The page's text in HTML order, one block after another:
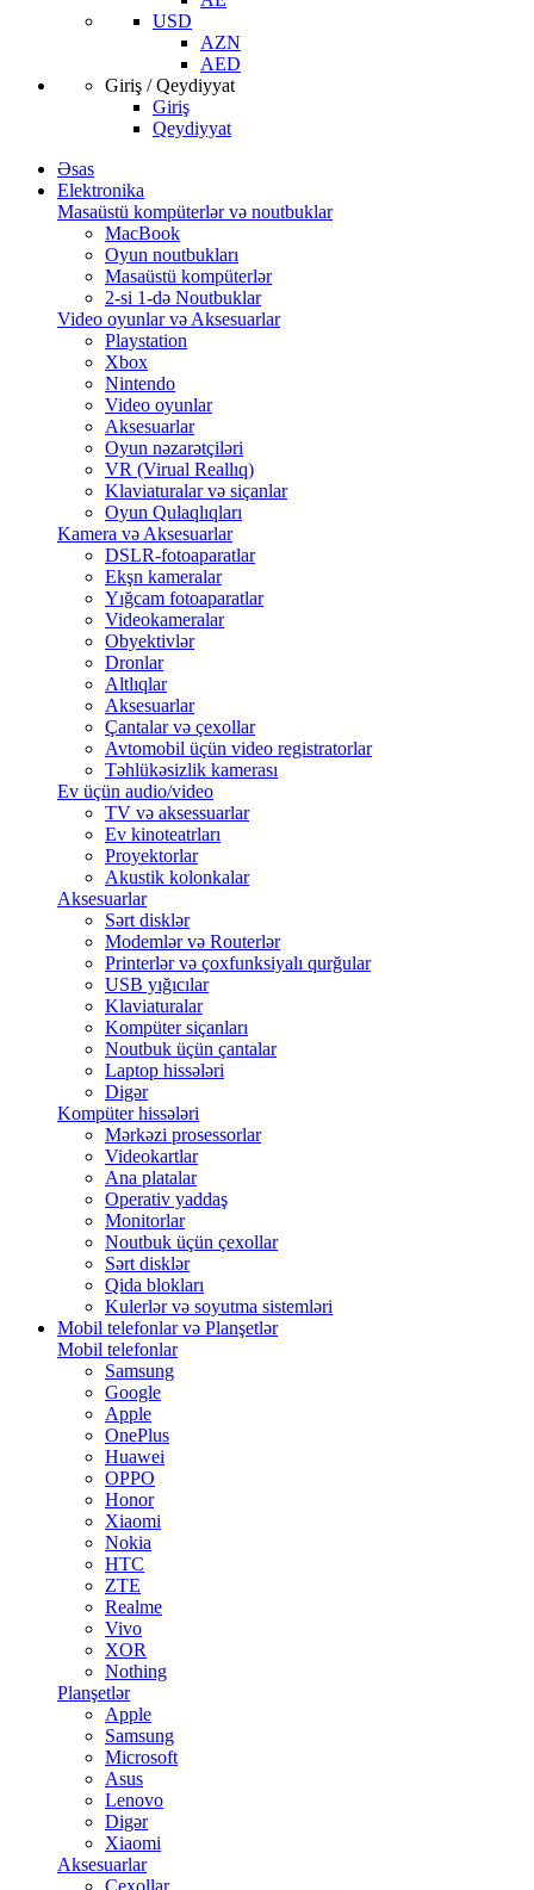
USD
AZN
AED
Giriş / Qeydiyyat
Giriş
Qeydiyyat
Əsas
Elektronika
Masaüstü kompüterlər və noutbuklar
MacBook
Oyun noutbukları
Masaüstü kompüterlər
2-si 1-də Noutbuklar
Video oyunlar və Aksesuarlar
Playstation
Xbox
Nintendo
Video oyunlar
Aksesuarlar
Oyun nəzarətçiləri
VR (Virual Reallıq)
Klaviaturalar və siçanlar
Oyun Qulaqlıqları
Kamera və Aksesuarlar
DSLR-fotoaparatlar
Ekşn kameralar
Yığcam fotoaparatlar
Videokameralar
Obyektivlər
Dronlar
Altlıqlar
Aksesuarlar
Çantalar və çexollar
Avtomobil üçün video registratorlar
Təhlükəsizlik kamerası
Ev üçün audio/video
TV və aksessuarlar
Ev kinoteatrları
Proyektorlar
Akustik kolonkalar
Aksesuarlar
Sərt disklər
Modemlər və Routerlər
Printerlər və çoxfunksiyalı qurğular
USB yığıcılar
Klaviaturalar
Kompüter siçanları
Noutbuk üçün çantalar
Laptop hissələri
Digər
Kompüter hissələri
Mərkəzi prosessorlar
Videokartlar
Ana platalar
Operativ yaddaş
Monitorlar
Noutbuk üçün çexollar
Sərt disklər
Qida blokları
Kulerlər və soyutma sistemləri
Mobil telefonlar və Planşetlər
Mobil telefonlar
Samsung
Google
Apple
OnePlus
Huawei
OPPO
Honor
Xiaomi
Nokia
HTC
ZTE
Realme
Vivo
XOR
Nothing
Planşetlər
Apple
Samsung
Microsoft
Asus
Lenovo
Digər
Xiaomi
Aksesuarlar
Çexollar